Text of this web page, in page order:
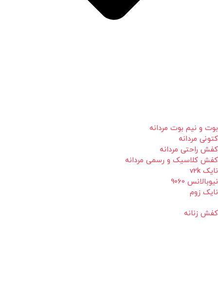
بوت و نیم بوت مردانه
کتونی مردانه
کفش راحتی مردانه
کفش کلاسیک و رسمی مردانه
نایک v2k
نیوبالانس 9060
نایک زوم
کفش زنانه